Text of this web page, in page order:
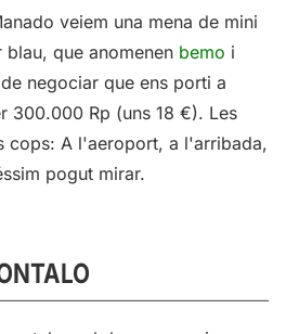
veiem una mena de mini
blau, que anomenen bemo i
negociar que ens porti a
300.000 Rp (uns 18 €). Les
cops: A l'aeroport, a l'arribada,
pogut mirar.